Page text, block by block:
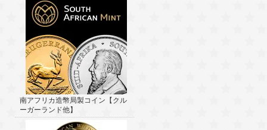
南アフリカ造幣局製コイン【クル
ーガーランド他】